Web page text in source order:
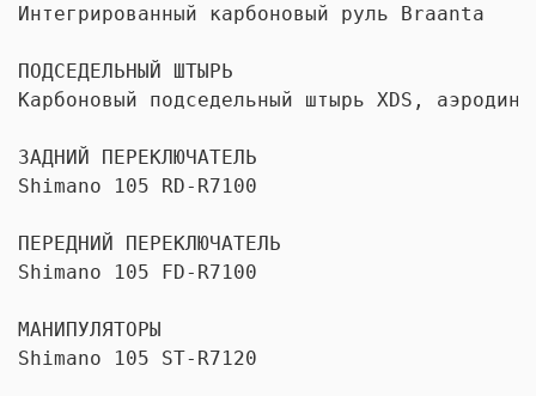
Интегрированный карбоновый руль Braanta
ПОДСЕДЕЛЬНЫЙ ШТЫРЬ
Карбоновый подседельный штырь XDS,
ЗАДНИЙ ПЕРЕКЛЮЧАТЕЛЬ
Shimano 105 RD-R7100
ПЕРЕДНИЙ ПЕРЕКЛЮЧАТЕЛЬ
Shimano 105 FD-R7100
МАНИПУЛЯТОРЫ
Shimano 105 ST-R7120